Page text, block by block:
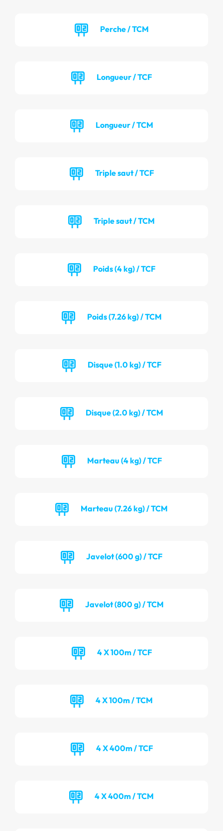
Perche / TCM
Longueur / TCF
Longueur / TCM
Triple saut / TCF
Triple saut / TCM
Poids (4 kg) / TCF
Poids (7.26 kg) / TCM
Disque (1.0 kg) / TCF
Disque (2.0 kg) / TCM
Marteau (4 kg) / TCF
Marteau (7.26 kg) / TCM
Javelot (600 g) / TCF
Javelot (800 g) / TCM
4 X 100m / TCF
4 X 100m / TCM
4 X 400m / TCF
4 X 400m / TCM